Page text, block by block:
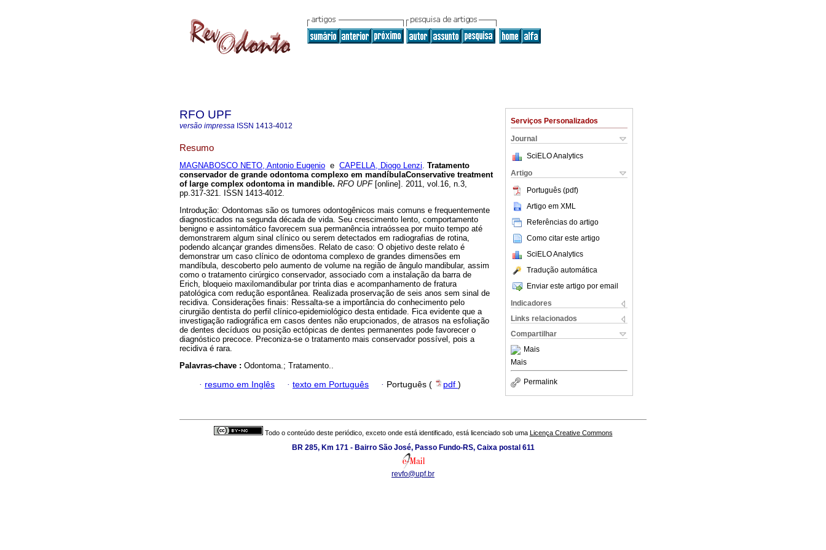
Serviços Personalizados
Journal
SciELO Analytics
Artigo
Português (pdf)
Artigo em XML
Referências do artigo
Como citar este artigo
SciELO Analytics
Tradução automática
Enviar este artigo por email
Indicadores
Links relacionados
Compartilhar
Mais
Mais
Permalink
RFO UPF
versão impressa ISSN 1413-4012
Resumo
MAGNABOSCO NETO, Antonio Eugenio e CAPELLA, Diogo Lenzi. Tratamento
conservador de grande odontoma complexo em mandíbulaConservative treatment
of large complex odontoma in mandible. RFO UPF[online]. 2011, vol.16, n.3,
pp.317-321. ISSN 1413-4012.
Introdução: Odontomas são os tumores odontogênicos mais comuns e frequentemente
diagnosticados na segunda década de vida. Seu crescimento lento, comportamento
benigno e assintomático favorecem sua permanência intraóssea por muito tempo até
demonstrarem algum sinal clínico ou serem detectados em radiografias de rotina,
podendo alcançar grandes dimensões. Relato de caso: O objetivo deste relato é
demonstrar um caso clínico de odontoma complexo de grandes dimensões em
mandíbula, descoberto pelo aumento de volume na região de ângulo mandibular, assim
como o tratamento cirúrgico conservador, associado com a instalação da barra de
Erich, bloqueio maxilomandibular por trinta dias e acompanhamento de fratura
patológica com redução espontânea. Realizada proservação de seis anos sem sinal de
recidiva. Considerações finais: Ressalta-se a importância do conhecimento pelo
cirurgião dentista do perfil clínico-epidemiológico desta entidade. Fica evidente que a
investigação radiográfica em casos dentes não erupcionados, de atrasos na esfoliação
de dentes decíduos ou posição ectópicas de dentes permanentes pode favorecer o
diagnóstico precoce. Preconiza-se o tratamento mais conservador possível, pois a
recidiva é rara.
Palavras-chave : Odontoma.; Tratamento..
· resumo em Inglês · texto em Português · Português ( pdf )
Todo o conteúdo deste periódico, exceto onde está identificado, está licenciado sob uma Licença Creative Commons
BR 285, Km 171 - Bairro São José, Passo Fundo-RS, Caixa postal 611
revfo@upf.br